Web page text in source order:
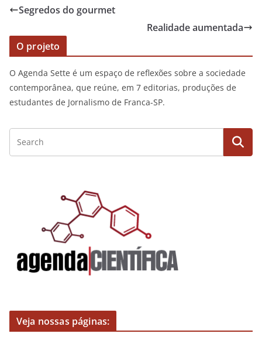
Segredos do gourmet
Realidade aumentada
O projeto
O Agenda Sette é um espaço de reflexões sobre a sociedade
contemporânea, que reúne, em 7 editorias, produções de
estudantes de Jornalismo de Franca-SP.
Veja nossas páginas: